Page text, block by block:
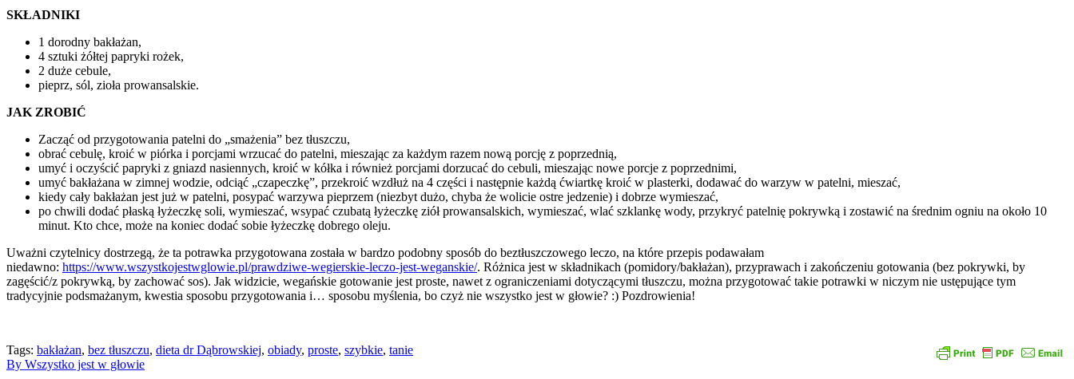
SKŁADNIKI
1 dorodny bakłażan,
4 sztuki żółtej papryki rożek,
2 duże cebule,
pieprz, sól, zioła prowansalskie.
JAK ZROBIĆ
Zacząć od przygotowania patelni do „smażenia” bez tłuszczu,
obrać cebulę, kroić w piórka i porcjami wrzucać do patelni, mieszając za każdym razem nową porcję z poprzednią,
umyć i oczyścić papryki z gniazd nasiennych, kroić w kółka i również porcjami dorzucać do cebuli, mieszając nowe porcje z poprzednimi,
umyć bakłażana w zimnej wodzie, odciąć „czapeczkę”, przekroić wzdłuż na 4 części i następnie każdą ćwiartkę kroić w plasterki, dodawać do warzyw w patelni, mieszać,
kiedy cały bakłażan jest już w patelni, posypać warzywa pieprzem (niezbyt dużo, chyba że wolicie ostre jedzenie) i dobrze wymieszać,
po chwili dodać płaską łyżeczkę soli, wymieszać, wsypać czubatą łyżeczkę ziół prowansalskich, wymieszać, wlać szklankę wody, przykryć patelnię pokrywką i zostawić na średnim ogniu na około 10
minut. Kto chce, może na koniec dodać sobie łyżeczkę dobrego oleju.
Uważni czytelnicy dostrzegą, że ta potrawka przygotowana została w bardzo podobny sposób do beztłuszczowego leczo, na które przepis podawałam
niedawno: https://www.wszystkojestwglowie.pl/prawdziwe-wegierskie-leczo-jest-weganskie/. Różnica jest w składnikach (pomidory/bakłażan), przyprawach i zakończeniu gotowania (bez pokrywki, by
zagęścić/z pokrywką, by zachować sos). Jak widzicie, wegańskie gotowanie jest proste, nawet z ograniczeniami dotyczącymi tłuszczu, można przygotować takie potrawki w niczym nie ustępujące tym
tradycyjnie podsmażanym, kwestia sposobu przygotowania i… sposobu myślenia, bo czyż nie wszystko jest w głowie? :) Pozdrowienia!
Tags: bakłażan, bez tłuszczu, dieta dr Dąbrowskiej, obiady, proste, szybkie, tanie
By Wszystko jest w głowie